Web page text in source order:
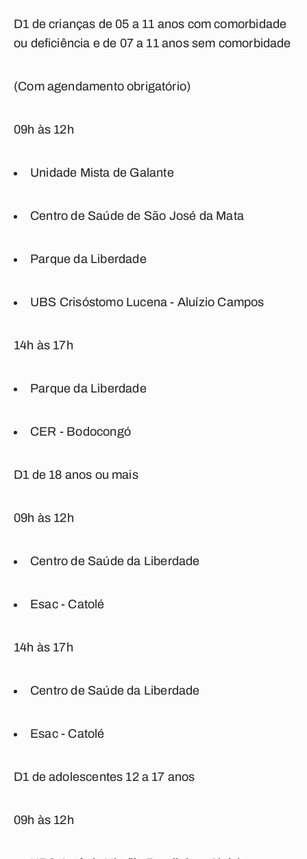
D1 de crianças de 05 a 11 anos com comorbidade
ou deficiência e de 07 a 11 anos sem comorbidade
(Com agendamento obrigatório)
09h às 12h
Unidade Mista de Galante
Centro de Saúde de São José da Mata
Parque da Liberdade
UBS Crisóstomo Lucena - Aluízio Campos
14h às 17h
Parque da Liberdade
CER - Bodocongó
D1 de 18 anos ou mais
09h às 12h
Centro de Saúde da Liberdade
Esac - Catolé
14h às 17h
Centro de Saúde da Liberdade
Esac - Catolé
D1 de adolescentes 12 a 17 anos
09h às 12h